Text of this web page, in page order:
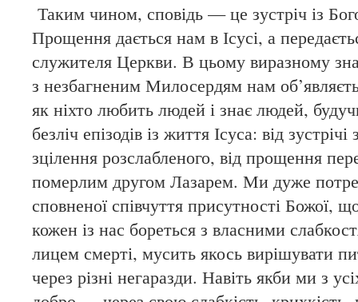
Таким чином, сповідь — це зустріч із
Прощення дається нам в Ісусі, а
служителя Церкви. В цьому виразному
з незбагненим Милосердям нам
як ніхто любить людей і знає людей,
безліч епізодів із життя Ісуса: від
зцілення розслабленого, від прощення
померлим другом Лазарем. Ми дуже
сповненої співчуття присутності Божої,
кожен із нас бореться з власними
лицем смерті, мусить якось вирішувати
через різні негаразди. Навіть якби ми з